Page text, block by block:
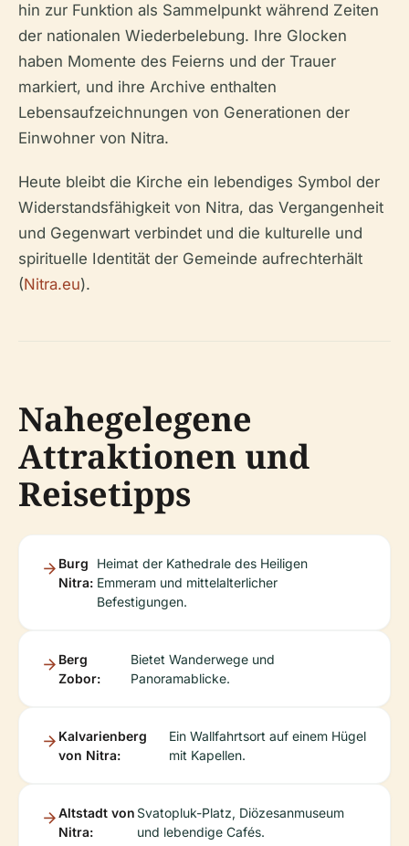
hin zur Funktion als Sammelpunkt während Zeiten
der nationalen Wiederbelebung. Ihre Glocken
haben Momente des Feierns und der Trauer
markiert, und ihre Archive enthalten
Lebensaufzeichnungen von Generationen der
Einwohner von Nitra.
Heute bleibt die Kirche ein lebendiges Symbol der
Widerstandsfähigkeit von Nitra, das Vergangenheit
und Gegenwart verbindet und die kulturelle und
spirituelle Identität der Gemeinde aufrechterhält
(Nitra.eu).
Nahegelegene
Attraktionen und
Reisetipps
Burg
Nitra:
Heimat der Kathedrale des Heiligen
Emmeram und mittelalterlicher
Befestigungen.
Berg
Zobor:
Bietet Wanderwege und
Panoramablicke.
Kalvarienberg
von Nitra:
Ein Wallfahrtsort auf einem Hügel
mit Kapellen.
Altstadt von
Nitra:
Svatopluk-Platz, Diözesanmuseum
und lebendige Cafés.